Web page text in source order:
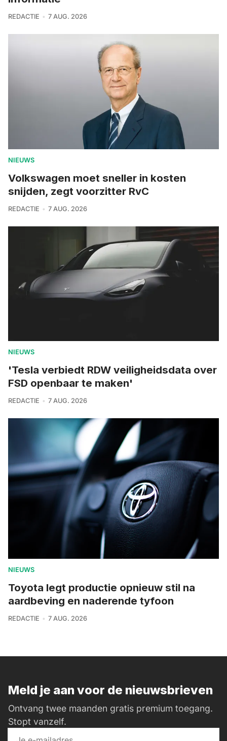
REDACTIE 7 AUG. 2026
NIEUWS
Volkswagen moet sneller in kosten
snijden, zegt voorzitter RvC
REDACTIE 7 AUG. 2026
NIEUWS
'Tesla verbiedt RDW veiligheidsdata over
FSD openbaar te maken'
REDACTIE 7 AUG. 2026
NIEUWS
Toyota legt productie opnieuw stil na
aardbeving en naderende tyfoon
REDACTIE 7 AUG. 2026
Meld je aan voor de nieuwsbrieven
Ontvang twee maanden gratis premium toegang.
Stopt vanzelf.